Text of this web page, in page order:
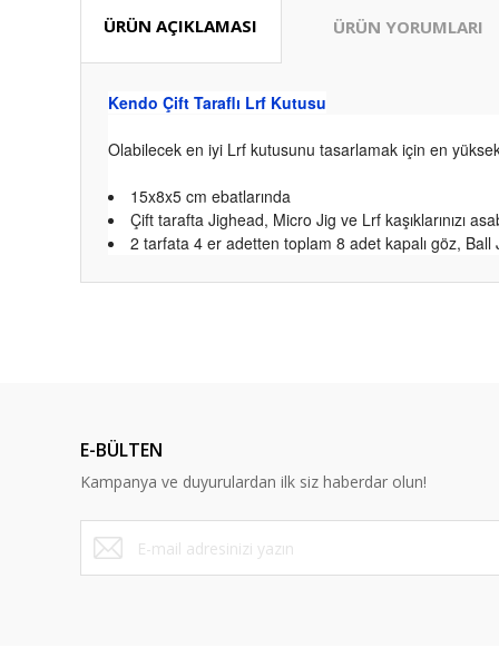
ÜRÜN AÇIKLAMASI ÜRÜN YORUMLARI
Kendo Çift Taraflı Lrf Kutusu
Olabilecek en iyi Lrf kutusunu tasarlamak için en
15x8x5 cm ebatlarında
Çift tarafta Jighead, Micro Jig ve Lrf kaşıklarınızı
2 tarfata 4 er adetten toplam 8 adet kapalı göz, Ball
Ürün bilgilerinde hatalar bulunuyor.
Ürün fiyatı diğer sitelerden daha pahalı.
Bu ürüne benzer farklı alternatifler olmalı.
kaliteli bir ürün. Gayette uygun fiyatlı başlangıç için bunu
için yanında ufak hediyeler ile geldi . 2 günde geldi hafta
rastgele
Yunus Daştan | 03/08/2026
Cok güzel
E-BÜLTEN
Kampanya ve duyurulardan ilk siz haberdar olun!